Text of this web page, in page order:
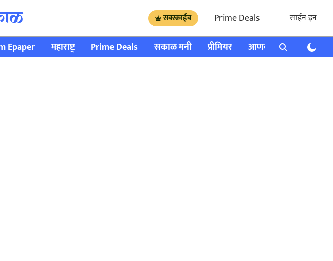
सबस्क्राईब Prime Deals साईन इन
Epaper महाराष्ट्र Prime Deals सकाळ मनी प्रीमियर आणखी राशी भविष्य